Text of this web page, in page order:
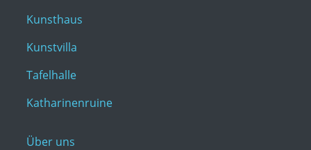
Kunsthaus
Kunstvilla
Tafelhalle
Katharinenruine
Über uns